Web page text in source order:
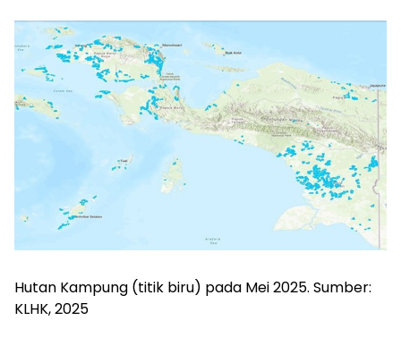
Hutan Kampung (titik biru) pada Mei 2025. Sumber:
KLHK, 2025